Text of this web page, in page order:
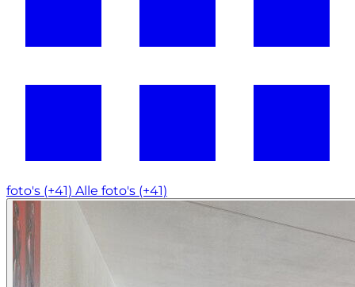
foto's (+41) Alle foto's (+41)